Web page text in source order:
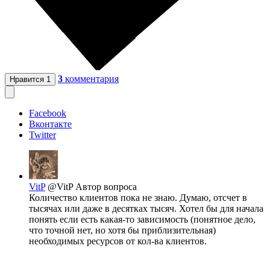
Нравится 1 3 комментария
Facebook
Вконтакте
Twitter
VitP @VitP Автор вопроса
Количество клиентов пока не знаю. Думаю, отсчет в
тысячах или даже в десятках тысяч. Хотел бы для начала
понять если есть какая-то зависимость (понятное дело,
что точной нет, но хотя бы приблизительная)
необходимых ресурсов от кол-ва клиентов.